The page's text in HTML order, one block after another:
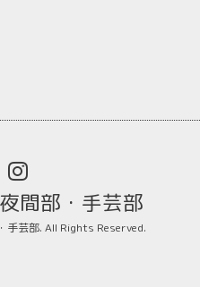
間部・手芸部
手芸部. All Rights Reserved.